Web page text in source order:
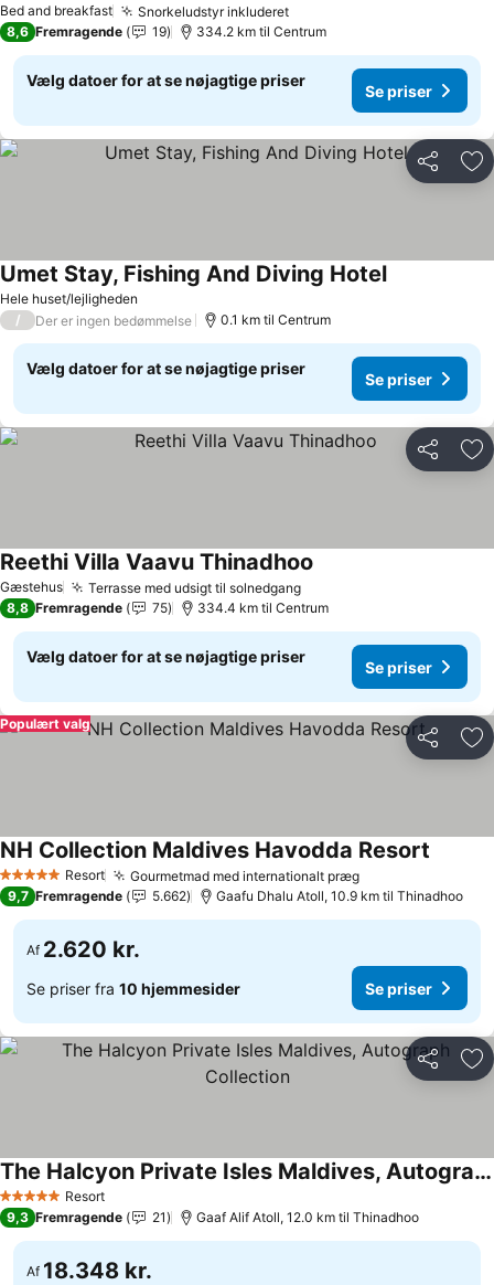
Bed and breakfast Snorkeludstyr inkluderetSe priser
8,6 Fremragende 19 334.2 km til Centrum
Vælg datoer for at se nøjagtige priser
Se priser
Del
Hele huset/lejligheden
Umet Stay, Fishing And Diving HotelSe priser
/ Der er ingen bedømmelse 0.1 km til Centrum
Vælg datoer for at se nøjagtige priser
Se priser
Del
Gæstehus Terrasse med udsigt til solnedgangSe priser
Reethi Villa Vaavu Thinadhoo
8,8 Fremragende 75 334.4 km til Centrum
Vælg datoer for at se nøjagtige priser
Se priser
Del
Populært valg
5 Stjerner Resort Gourmetmad med internationalt prægSe priser
NH Collection Maldives Havodda Resort
9,7 Fremragende 5.662 Gaafu Dhalu Atoll, 10.9 km til Thinadhoo
Af 2.620 kr.
Se priser fra 10 hjemmesider Se priser
Del
5 Stjerner Resort
The Halcyon Private Isles Maldives, Autograph Collection
Se priser
9,3 Fremragende 21 Gaaf Alif Atoll, 12.0 km til Thinadhoo
Af 18.348 kr.